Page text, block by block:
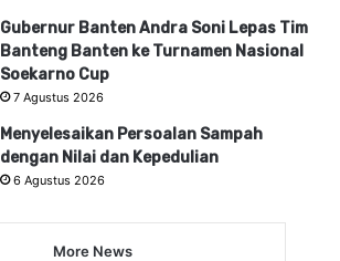
Gubernur Banten Andra Soni Lepas Tim
Banteng Banten ke Turnamen Nasional
Soekarno Cup
7 Agustus 2026
Menyelesaikan Persoalan Sampah
dengan Nilai dan Kepedulian
6 Agustus 2026
More News